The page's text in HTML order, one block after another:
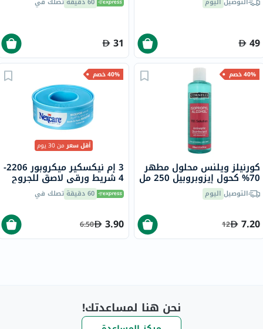
49
31
40% خصم
كورنيلز ويلنس محلول مطهر
70% كحول إيزوبروبيل 250 مل
التوصيل اليوم
7.20
12
40% خصم
أقل سعرمن 30 يوم
3 إم نيكسكير ميكروبور 2206-
4 شريط ورقي لاصق للجروح
12.5 × 5 متر 60 دقيقة تصلك في
3.90
6.50
نحن هنا لمساعدتك!